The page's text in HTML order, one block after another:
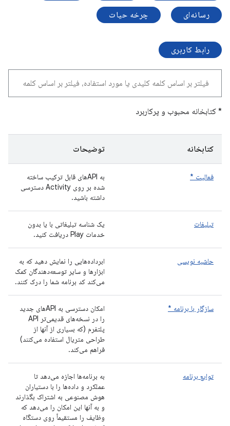
رسانه‌ای چرخه حیات
رابط کاربری
* کتابخانه محبوب و پرکاربرد
کتابخانه توضیحات
فعالیت *
به APIهای قابل ترکیب ساخته
شده بر روی Activity دسترسی
داشته باشید.
تبلیغات
یک شناسه تبلیغاتی با یا بدون
خدمات Play دریافت کنید.
حاشیه نویسی
ابرداده‌هایی را نمایش دهید که به
ابزارها و سایر توسعه‌دهندگان کمک
می‌کند کد برنامه شما را درک کنند.
سازگار با برنامه *
امکان دسترسی به APIهای جدید
را در نسخه‌های قدیمی‌تر API
پلتفرم (که بسیاری از آنها از
طراحی متریال استفاده می‌کنند)
فراهم می‌کند.
توابع برنامه
به برنامه‌ها اجازه می‌دهد تا
عملکرد و داده‌ها را با دستیاران
هوش مصنوعی به اشتراک بگذارند
و به آنها این امکان را می‌دهد که
وظایف را مستقیماً روی دستگاه